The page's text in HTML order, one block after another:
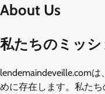
About Us
私たちのミッ
lendemaindeveille.com
めに存在します。私た